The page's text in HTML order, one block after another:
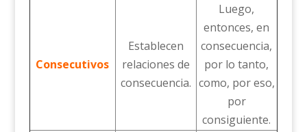
Consecutivos
Establecen
relaciones de
consecuencia.
Luego,
entonces, en
consecuencia,
por lo tanto,
como, por eso,
por
consiguiente.